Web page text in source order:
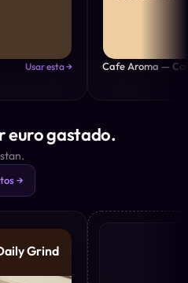
Usar esta → Cafe Aroma —
euro gastado.
→
Grind